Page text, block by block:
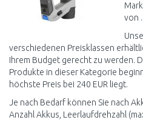
von .
verschiedenen Preisklassen
Ihrem Budget gerecht zu werden.
Produkte in dieser Kategorie
höchste Preis bei 240 EUR liegt.
Je nach Bedarf können Sie nach
Anzahl Akkus, Leerlaufdrehzahl